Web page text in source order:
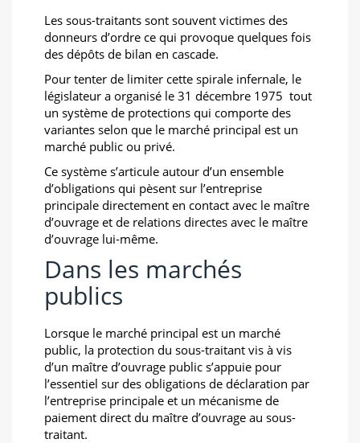
Les sous-traitants sont souvent victimes des
donneurs d’ordre ce qui provoque quelques fois
des dépôts de bilan en cascade.
Pour tenter de limiter cette spirale infernale, le
législateur a organisé le 31 décembre 1975 tout
un système de protections qui comporte des
variantes selon que le marché principal est un
marché public ou privé.
Ce système s’articule autour d’un ensemble
d’obligations qui pèsent sur l’entreprise
principale directement en contact avec le maître
d’ouvrage et de relations directes avec le maître
d’ouvrage lui-même.
Dans les marchés
publics
Lorsque le marché principal est un marché
public, la protection du sous-traitant vis à vis
d’un maître d’ouvrage public s’appuie pour
l’essentiel sur des obligations de déclaration par
l’entreprise principale et un mécanisme de
paiement direct du maître d’ouvrage au sous-
traitant.